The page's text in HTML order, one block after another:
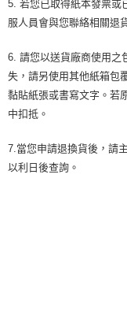
5. 若您已取得紙本發票或
服人員會與您聯絡相關退
6. 請您以送貨廠商使用之
失，請另使用其他紙箱包
黏貼紙張或書寫文字。若
中扣抵。
7.當您申請退換貨後，請
以利日後查詢。